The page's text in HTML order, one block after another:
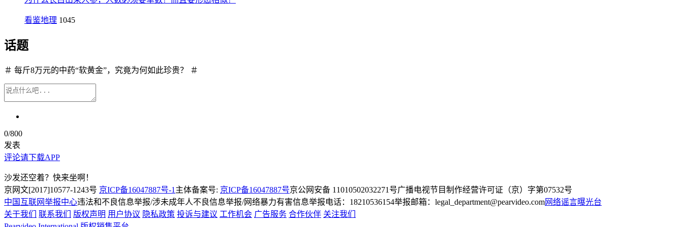
看鉴地理 1045
话题
＃ 每斤8万元的中药“软黄金”，究竟为何如此珍贵？ ＃
0/800
发表
评论请下载APP
沙发还空着？快来坐啊！
京网文[2017]10577-1243号 京ICP备16047887号-1 主体备案号: 京ICP备16047887号京公网安备 11010502032271号广播电视节目制作经营许可证（京）字第07532号
中国互联网举报中心违法和不良信息举报/涉未成年人不良信息举报/网络暴力有害信息举报电话：18210536154举报邮箱：legal_department@pearvideo.com网络谣言曝光台
关于我们
联系我们 版权声明 用户协议 隐私政策 投诉与建议 工作机会 广告服务 合作伙伴 关注我们